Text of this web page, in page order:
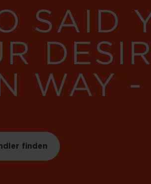
SAID
WAY
finden